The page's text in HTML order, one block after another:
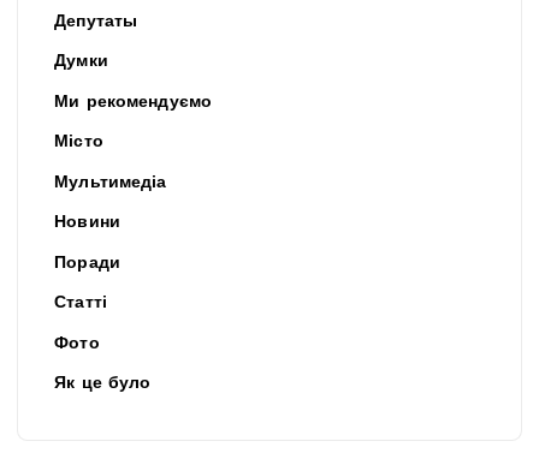
Депутаты
Думки
Ми рекомендуємо
Місто
Мультимедіа
Новини
Поради
Статті
Фото
Як це було